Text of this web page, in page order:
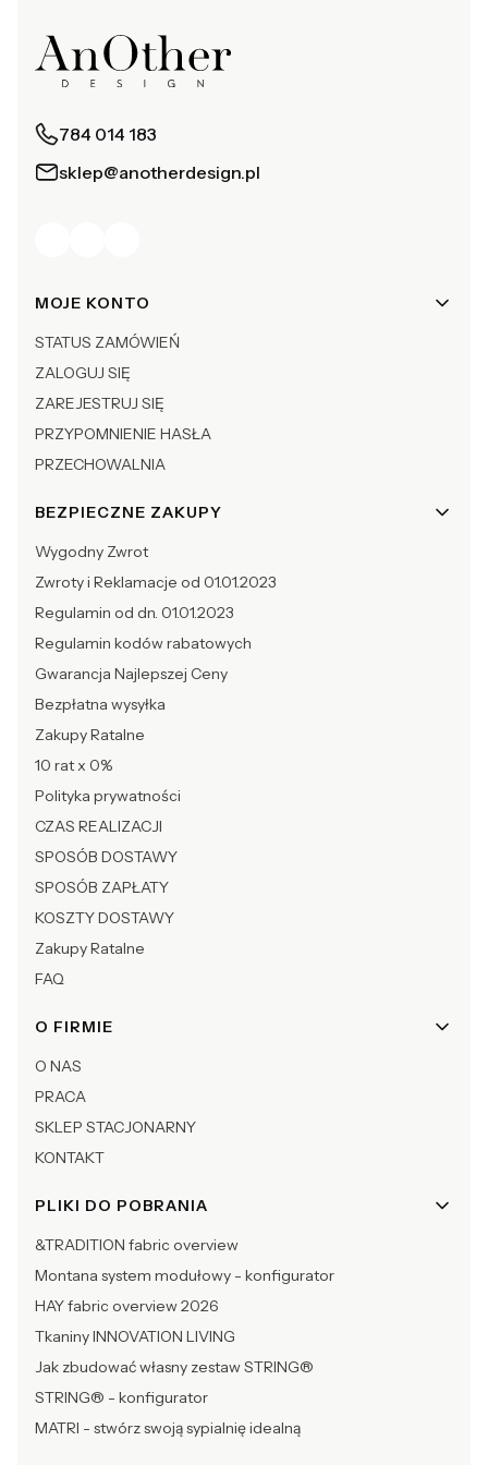
784 014 183
sklep@anotherdesign.pl
Linki w stopce
MOJE KONTO
STATUS ZAMÓWIEŃ
ZALOGUJ SIĘ
ZAREJESTRUJ SIĘ
PRZYPOMNIENIE HASŁA
PRZECHOWALNIA
BEZPIECZNE ZAKUPY
Wygodny Zwrot
Zwroty i Reklamacje od 01.01.2023
Regulamin od dn. 01.01.2023
Regulamin kodów rabatowych
Gwarancja Najlepszej Ceny
Bezpłatna wysyłka
Zakupy Ratalne
10 rat x 0%
Polityka prywatności
CZAS REALIZACJI
SPOSÓB DOSTAWY
SPOSÓB ZAPŁATY
KOSZTY DOSTAWY
Zakupy Ratalne
FAQ
O FIRMIE
O NAS
PRACA
SKLEP STACJONARNY
KONTAKT
PLIKI DO POBRANIA
&TRADITION fabric overview
Montana system modułowy - konfigurator
HAY fabric overview 2026
Tkaniny INNOVATION LIVING
Jak zbudować własny zestaw STRING®
STRING® - konfigurator
MATRI - stwórz swoją sypialnię idealną